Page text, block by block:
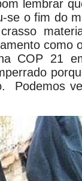
lembrar
se o fim do
como
COP 21
Podemos